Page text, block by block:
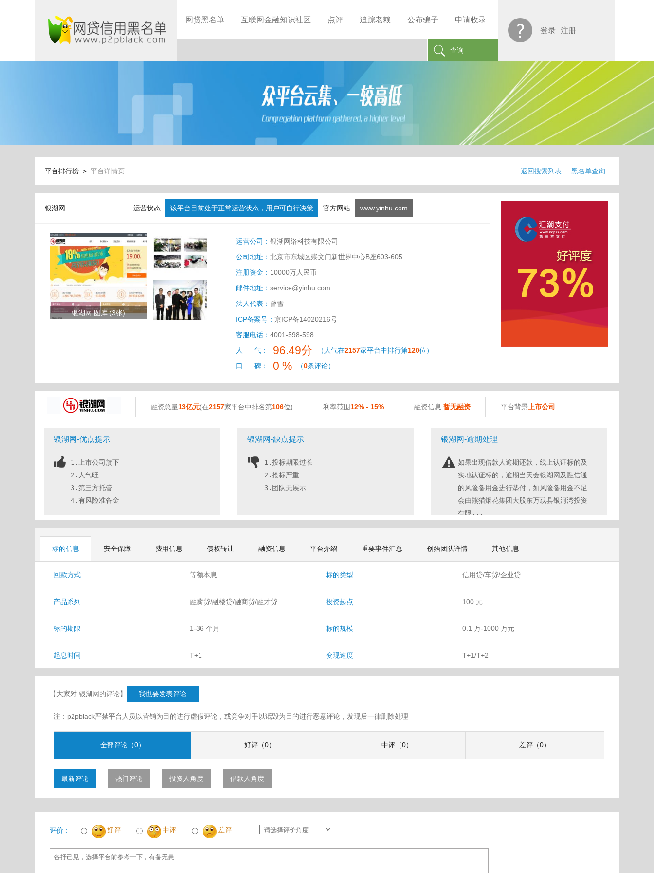
网贷黑名单 互联网金融知识社区 点评 追踪老赖 公布骗子 申请收录
查询
登录 注册
平台排行榜 > 平台详情页 返回搜索列表 黑名单查询
银湖网 运营状态 该平台目前处于正常运营状态，用户可自行决策 官方网站 www.yinhu.com
银湖网 图库 (3张)
运营公司： 银湖网络科技有限公司
公司地址： 北京市东城区崇文门新世界中心B座603-605
注册资金： 10000万人民币
邮件地址： service@yinhu.com
法人代表： 曾雪
ICP备案号： 京ICP备14020216号
客服电话： 4001-598-598
人 气：
96.49分 （人气在2157家平台中排行第120位）
口 碑：
0 % （0条评论）
融资总量13亿元(在2157家平台中排名第106位) 利率范围12% - 15% 融资信息 暂无融资 平台背景 上市公司
银湖网-优点提示
1.上市公司旗下
2.人气旺
3.第三方托管
4.有风险准备金
银湖网-缺点提示
1.投标期限过长
2.抢标严重
3.团队无展示
银湖网-逾期处理
如果出现借款人逾期还款，线上认证标的及
实地认证标的，逾期当天会银湖网及融信通
的风险备用金进行垫付，如风险备用金不足
会由熊猫烟花集团大股东万载县银河湾投资
有限...
标的信息 安全保障 费用信息 债权转让 融资信息 平台介绍 重要事件汇总 创始团队详情 其他信息
回款方式 等额本息 标的类型 信用贷/车贷/企业贷
产品系列 融薪贷/融楼贷/融商贷/融才贷 投资起点 100 元
标的期限 1-36 个月 标的规模 0.1 万-1000 万元
起息时间 T+1 变现速度 T+1/T+2
【大家对 银湖网的评论】 我也要发表评论
注：p2pblack严禁平台人员以营销为目的进行虚假评论，或竞争对手以诋毁为目的进行恶意评论，发现后一律删除处理
全部评论（0） 好评（0） 中评（0） 差评（0）
最新评论 热门评论 投资人角度 借款人角度
评价： 好评 中评 差评